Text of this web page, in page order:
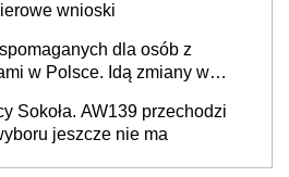
wnioski
dla osób z
w Polsce. Idą zmiany w
Sokoła. AW139 przechodzi
jeszcze nie ma